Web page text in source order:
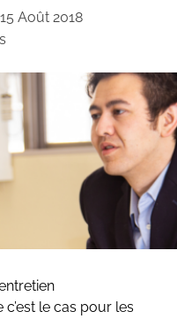
15 Août 2018
le cas pour les